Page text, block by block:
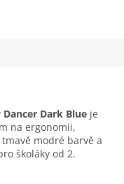
Dark Blue je
na ergonomii,
modré barvě a
školáky od 2.